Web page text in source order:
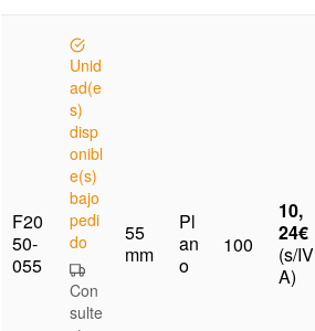
F20
50-
055
Unid
ad(e
s)
disp
onibl
e(s)
bajo
pedi
do
Con
sulte
55
mm
Pl
an
o
100
10,
24€
(s/IV
A)